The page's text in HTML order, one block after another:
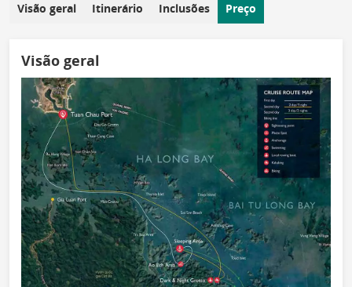
Visão geral Itinerário Inclusões Preço
Visão geral